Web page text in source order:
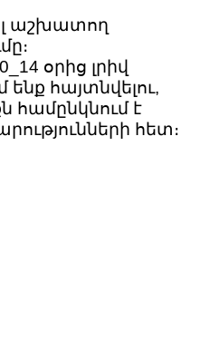
աշխատող
օրից լրիվ
հայտնվելու,
համընկնում է
հետ։